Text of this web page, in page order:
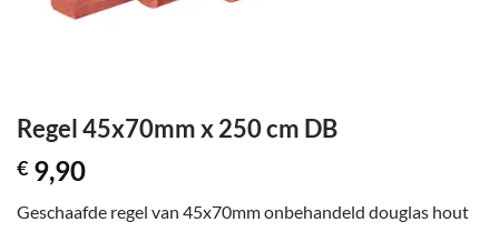
Regel 45x70mm x 250 cm DB
€ 9,90
Geschaafde regel van 45x70mm onbehandeld douglas hout